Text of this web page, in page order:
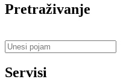
Pretraživanje
Servisi